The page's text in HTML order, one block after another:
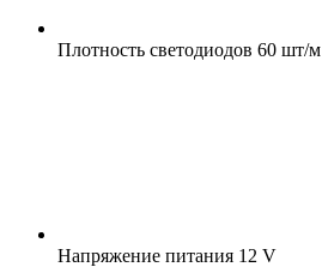
Плотность светодиодов 60 шт/м
Напряжение питания 12 V